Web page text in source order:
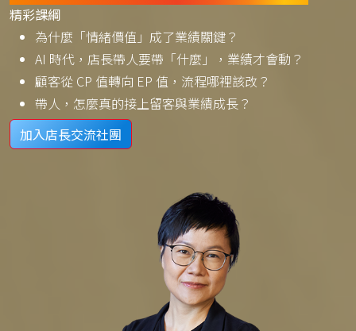
精彩課綱
為什麼「情緒價值」成了業績關鍵？
AI 時代，店長帶人要帶「什麼」，業績才會動？
顧客從 CP 值轉向 EP 值，流程哪裡該改？
帶人，怎麼真的接上留客與業績成長？
加入店長交流社團